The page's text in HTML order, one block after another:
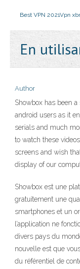
Best VPN 2021Vpn
En
Author
Showbox has been
android users as it
serials and much
to watch these
screens and wish
display of our
Showbox est une
gratuitement une
smartphones et un
l’application ne
divers pays du
nouvelle est que
du référentiel de